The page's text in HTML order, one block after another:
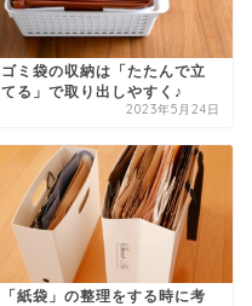
ゴミ袋の収納は「たたんで立
てる」で取り出しやすく♪
2023年5月24日
「紙袋」の整理をする時に考